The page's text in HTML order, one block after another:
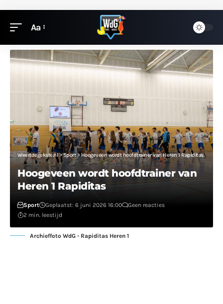
Aa
Weertdegekste.nl>Sport>Hoogeveen wordt hoofdtrainer van Heren 1 Rapiditas
Hoogeveen wordt hoofdtrainer van
Heren 1 Rapiditas
Sport Geplaatst: 6 juni 2026 16:00
Geen reacties
2 min. leestijd
Archieffoto WdG - Rapiditas Heren 1